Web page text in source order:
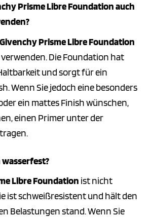
Prisme Libre Foundation auch
Givenchy Prisme Libre Foundation
Die Foundation hat
und sorgt für ein
Wenn Sie jedoch eine besonders
ein mattes Finish wünschen,
einen Primer unter der
Libre Foundation ist nicht
ist schweißresistent und hält den
Belastungen stand. Wenn Sie